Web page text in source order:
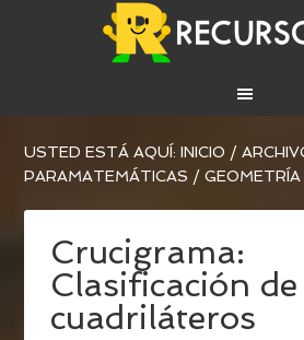
USTED ESTÁ AQUÍ:INICIO /
PARAMATEMÁTICAS / GEOMETRÍA
Crucigrama:
Clasificación de
cuadriláteros